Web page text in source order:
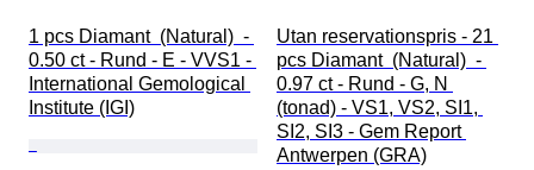
1 pcs Diamant  (Natural)  -
0.50 ct - Rund - E - VVS1 -
International Gemological
Institute (IGI)
Utan reservationspris - 21
pcs Diamant  (Natural)  -
0.97 ct - Rund - G, N
(tonad) - VS1, VS2, SI1,
SI2, SI3 - Gem Report
Antwerpen (GRA)